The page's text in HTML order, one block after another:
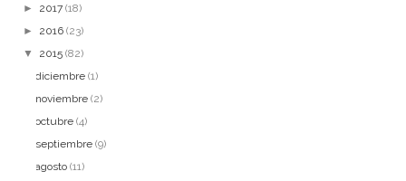
► 2017 (18)
► 2016 (23)
▼ 2015 (82)
diciembre(1)
noviembre(2)
octubre(4)
septiembre(9)
agosto(11)